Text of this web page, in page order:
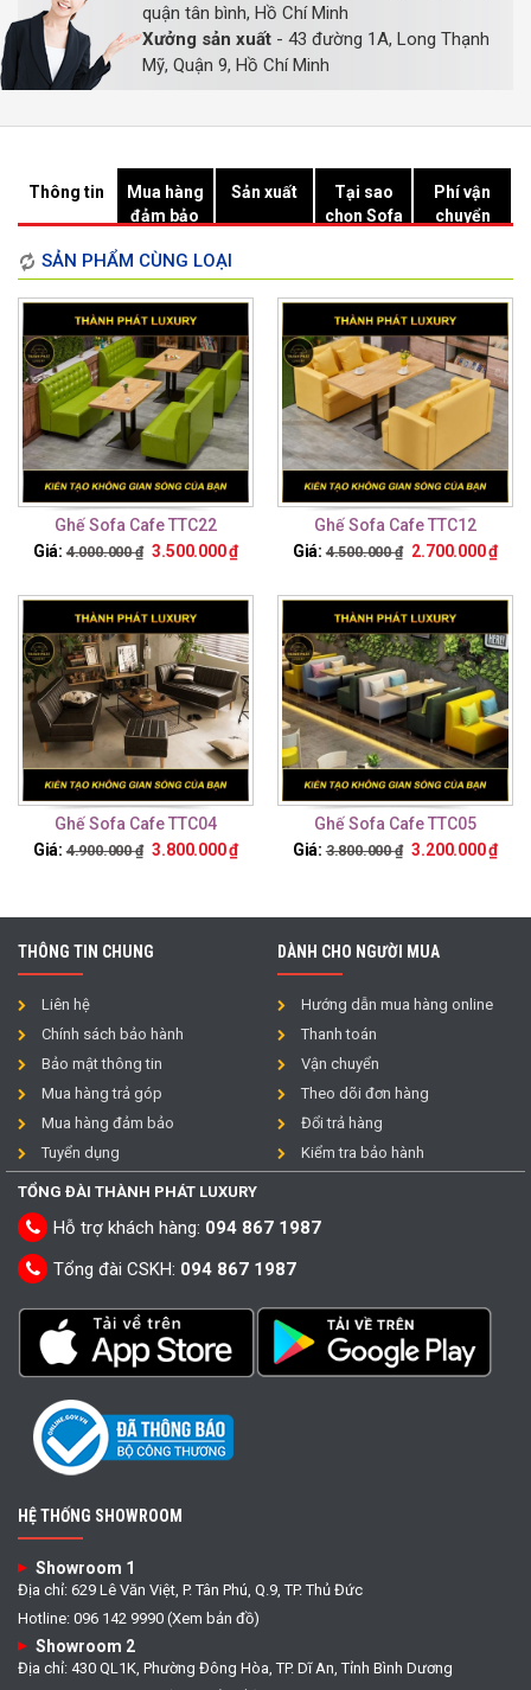
quận tân bình, Hồ Chí Minh
Xưởng sản xuất - 43 đường 1A, Long Thạnh
Mỹ, Quận 9, Hồ Chí Minh
Thông tin
Mua hàng
đảm bảo
Sản xuất
Tại sao
chọn Sofa
Phí vận
chuyển
SẢN PHẨM CÙNG LOẠI
Ghế Sofa Cafe TTC22
Giá: 4.000.000₫ 3.500.000₫
Ghế Sofa Cafe TTC12
Giá: 4.500.000₫ 2.700.000₫
Ghế Sofa Cafe TTC04
Giá: 4.900.000₫ 3.800.000₫
Ghế Sofa Cafe TTC05
Giá: 3.800.000₫ 3.200.000₫
THÔNG TIN CHUNG
Liên hệ
Chính sách bảo hành
Bảo mật thông tin
Mua hàng trả góp
Mua hàng đảm bảo
Tuyển dụng
DÀNH CHO NGƯỜI MUA
Hướng dẫn mua hàng online
Thanh toán
Vận chuyển
Theo dõi đơn hàng
Đổi trả hàng
Kiểm tra bảo hành
TỔNG ĐÀI THÀNH PHÁT LUXURY
Hỗ trợ khách hàng: 094 867 1987
Tổng đài CSKH: 094 867 1987
HỆ THỐNG SHOWROOM
Showroom 1
Địa chỉ: 629 Lê Văn Việt, P. Tân Phú, Q.9, TP. Thủ Đức
Hotline: 096 142 9990 (Xem bản đồ)
Showroom 2
Địa chỉ: 430 QL1K, Phường Đông Hòa, TP. Dĩ An, Tỉnh Bình Dương